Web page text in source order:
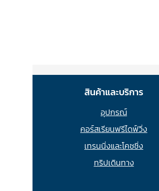
สินค้าและบริการ
อุปกรณ์
คอร์สเรียนฟรีไดฟ์วิ่ง
เทรนนิ่งและโคชชิ่ง
ทริปเดินทาง